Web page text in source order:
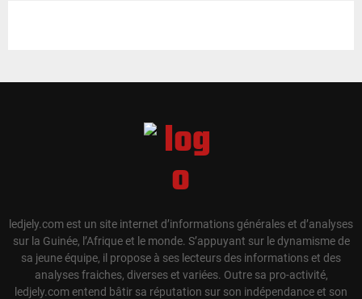
ledjely.com est un site internet d’informations générales et d’analyses
sur la Guinée, l’Afrique et le monde. S’appuyant sur le dynamisme de
sa jeune équipe, il propose à ses lecteurs des informations et des
analyses fraiches, diverses et variées. Outre sa pro-activité,
ledjely.com entend bâtir sa réputation sur son indépendance et son